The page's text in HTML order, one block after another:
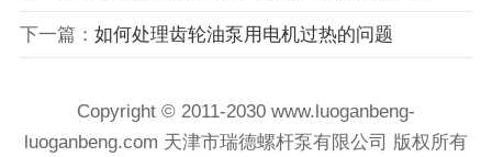
下一篇： 如何处理齿轮油泵用电机过热的问题
Copyright © 2011-2030 www.luoganbeng-
luoganbeng.com 天津市瑞德螺杆泵有限公司 版权所有